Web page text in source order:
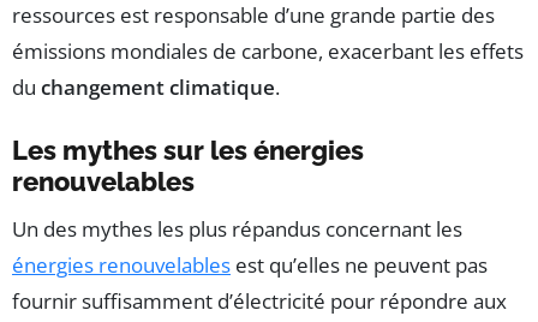
ressources est responsable d’une grande partie des
émissions mondiales de carbone, exacerbant les effets
du changement climatique.
Les mythes sur les énergies
renouvelables
Un des mythes les plus répandus concernant les
énergies renouvelables est qu’elles ne peuvent pas
fournir suffisamment d’électricité pour répondre aux